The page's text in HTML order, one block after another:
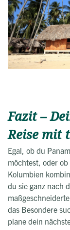
Fazit –
Reise mit
Egal, ob du
möchtest, oder
Kolumbien
du sie ganz nach
das Besondere
plane dein